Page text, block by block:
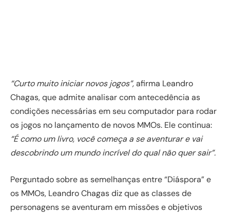
“Curto muito iniciar novos jogos”,afirma Leandro
Chagas, que admite analisar com antecedência as
condições necessárias em seu computador para rodar
os jogos no lançamento de novos MMOs. Ele continua:
“É como um livro, você começa a se aventurar e vai
descobrindo um mundo incrível do qual não quer sair”.
Perguntado sobre as semelhanças entre “Diáspora” e
os MMOs, Leandro Chagas diz que as classes de
personagens se aventuram em missões e objetivos